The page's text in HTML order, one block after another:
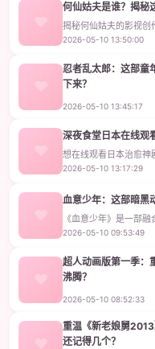
何仙姑夫是谁？揭秘
揭秘何仙姑夫的影视创
脑洞改编抓住年轻观众
2026-05-10 13:50:00
忍者乱太郎：这部童
下来？
《忍者乱太郎》是一部
2026-05-10 13:45:17
深夜食堂日本在线观
想在线观看日本治愈神
观看方式，带你走进东
2026-05-10 13:17:29
血意少年：这部暗黑
《血意少年》是一部
为友复仇的冒险故事，
2026-05-10 09:53:49
超人动画版第一季：
沸腾？
超人动画版第一季深度
2026-05-10 08:52:33
重温《新老娘舅
还记得几个？